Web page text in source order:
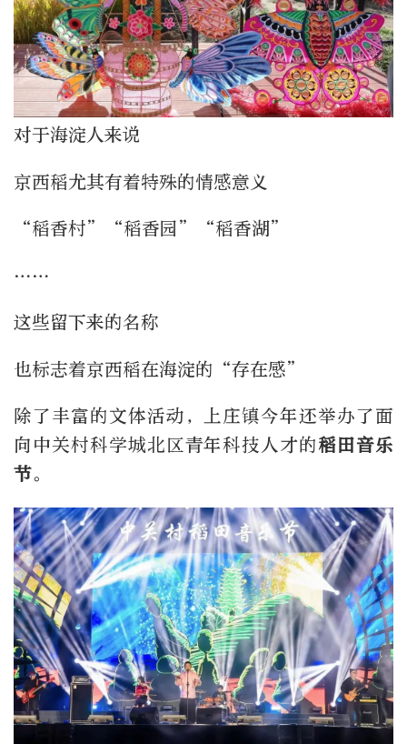
对于海淀人来说
京西稻尤其有着特殊的情感意义
“稻香村”“稻香园”“稻香湖”
……
这些留下来的名称
也标志着京西稻在海淀的“存在感”
除了丰富的文体活动，上庄镇今年还举办了面
向中关村科学城北区青年科技人才的稻田音乐
节。